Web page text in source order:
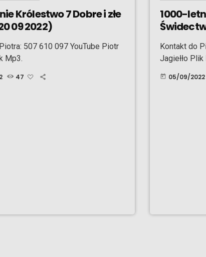
Królestwo 7 Dobre i złe
09 2022)
507 610 097 YouTube Piotr
Mp3.
47
1000-
Kontakt do
Jagiełło Plik
today 05/09/2022